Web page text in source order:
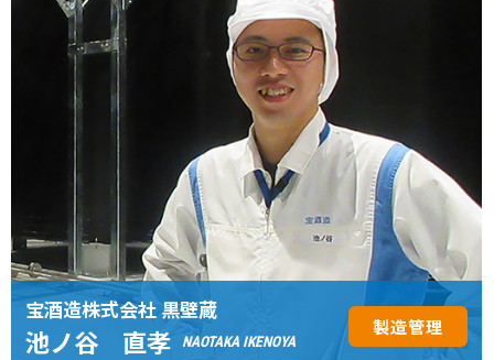
宝酒造株式会社 黒壁蔵
池ノ谷 直孝 NAOTAKA IKENOYA
製造管理